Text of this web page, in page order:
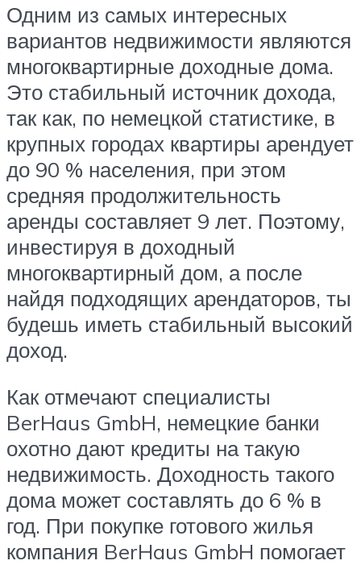
Одним из самых интересных
вариантов недвижимости являются
многоквартирные доходные дома.
Это стабильный источник дохода,
так как, по немецкой статистике, в
крупных городах квартиры арендует
до 90 % населения, при этом
средняя продолжительность
аренды составляет 9 лет. Поэтому,
инвестируя в доходный
многоквартирный дом, а после
найдя подходящих арендаторов, ты
будешь иметь стабильный высокий
доход.
Как отмечают специалисты
BerHaus GmbH, немецкие банки
охотно дают кредиты на такую
недвижимость. Доходность такого
дома может составлять до 6 % в
год. При покупке готового жилья
компания BerHaus GmbH помогает